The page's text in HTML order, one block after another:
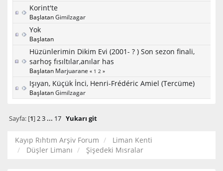
Korint'te
BaşlatanGimilzagar
Yok
Başlatan
Hüzünlerimin Dikim Evi (2001- ? ) Son sezon finali,
sarhoş fısıltılar,anılar has
Başlatan Marjuarane « 1 2 »
Işıyan, Küçük İnci, Henri-Frédéric Amiel (Tercüme)
BaşlatanGimilzagar
Sayfa: [1]2 3 ... 17 Yukarı git
Kayıp Rıhtım Arşiv Forum
Liman Kenti
Düşler Limanı
Şişedeki Mısralar